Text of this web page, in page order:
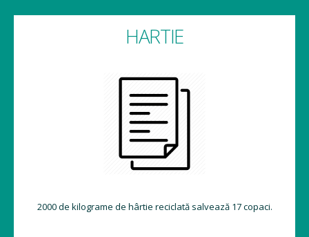
HARTIE
2000 de kilograme de hârtie reciclată salvează 17 copaci.